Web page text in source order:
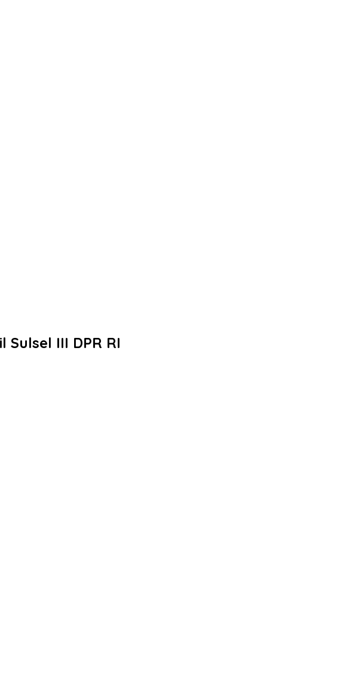
III DPR RI